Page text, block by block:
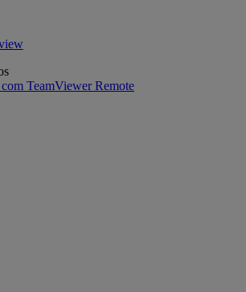
TeamViewer Remote